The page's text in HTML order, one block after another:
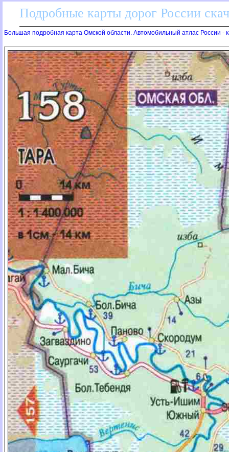
Подробные карты дорог России
Большая подробная карта Омской области. Автомобильный атлас России -